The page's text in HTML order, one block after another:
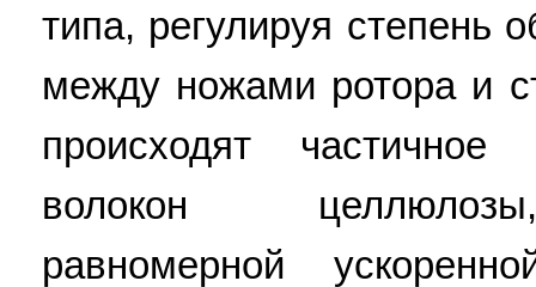
типа, регулируя степень
между ножами ротора и
происходят
волокон
равномерной